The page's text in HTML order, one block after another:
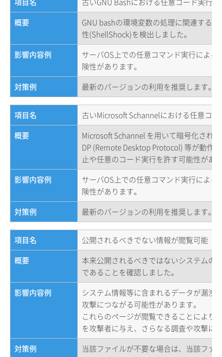
概要
GNU bashの環境変数の処理に関連する
性(ShellShock)を検出しました。
影響内容例
サーバOS上での任意コマンド実行によ
険性があります。
対策例
最新のバージョンの利用を推奨します。
項目名
古いMicrosoft Schannelにおける任意コ
概要
Microsoft Schannel を用いて暗号化され
DP (Remote Desktop Protocol) 等が動作
止や任意のコード実行を許す可能性があ
影響内容例
サーバOS上での任意コマンド実行によ
険性があります。
対策例
最新のバージョンの利用を推奨します。
項目名
公開されるべきでない情報が閲覧可能（
概要
本来公開されるべきではないシステムの
であることを確認しました。
影響内容例
システム情報等に含まれるデータが漏洩
攻撃につながる可能性があります。
これらのページが閲覧できることにより
を攻撃者に与え、さらなる調査や攻撃に
対策例
当該ファイルが不要な場合は、当該ファ